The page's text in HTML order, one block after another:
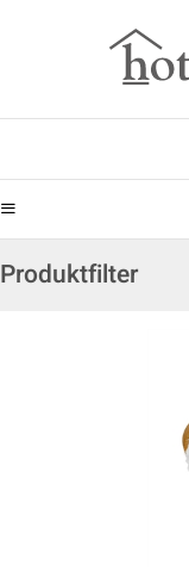
Produktfilter